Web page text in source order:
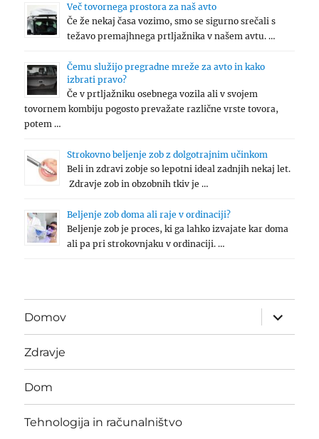
Več tovornega prostora za naš avto
Če že nekaj časa vozimo, smo se sigurno srečali s
težavo premajhnega prtljažnika v našem avtu. …
Čemu služijo pregradne mreže za avto in kako
izbrati pravo?
Če v prtljažniku osebnega vozila ali v svojem
tovornem kombiju pogosto prevažate različne vrste tovora,
potem …
Strokovno beljenje zob z dolgotrajnim učinkom
Beli in zdravi zobje so lepotni ideal zadnjih nekaj let.
Zdravje zob in obzobnih tkiv je …
Beljenje zob doma ali raje v ordinaciji?
Beljenje zob je proces, ki ga lahko izvajate kar doma
ali pa pri strokovnjaku v ordinaciji. …
Domov
expand
child
menu
Zdravje
Dom
Tehnologija in računalništvo